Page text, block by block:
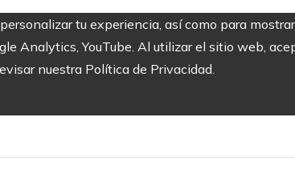
tu experiencia, así como para
Analytics, YouTube. Al utilizar el sitio web,
nuestra Política de Privacidad.